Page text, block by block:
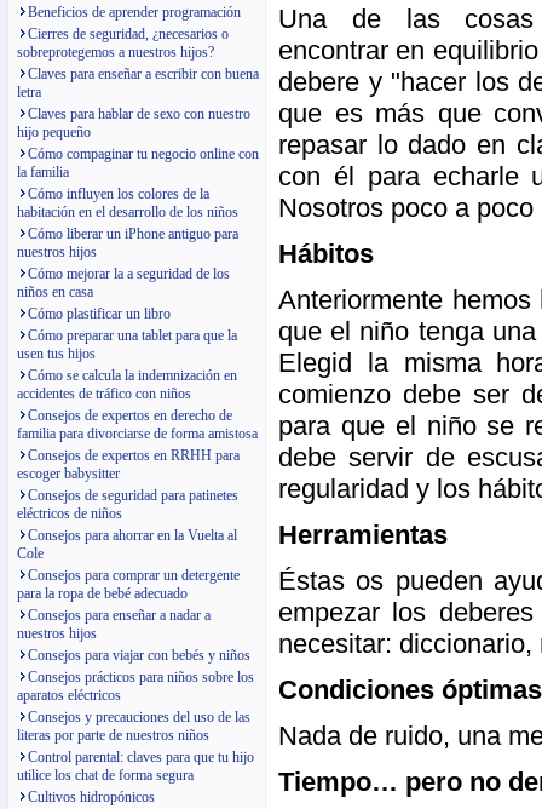
Beneficios de aprender programación
Cierres de seguridad, ¿necesarios o
sobreprotegemos a nuestros hijos?
Claves para enseñar a escribir con buena
letra
Claves para hablar de sexo con nuestro
hijo pequeño
Cómo compaginar tu negocio online con
la familia
Cómo influyen los colores de la
habitación en el desarrollo de los niños
Cómo liberar un iPhone antiguo para
nuestros hijos
Cómo mejorar la a seguridad de los
niños en casa
Cómo plastificar un libro
Cómo preparar una tablet para que la
usen tus hijos
Cómo se calcula la indemnización en
accidentes de tráfico con niños
Consejos de expertos en derecho de
familia para divorciarse de forma amistosa
Consejos de expertos en RRHH para
escoger babysitter
Consejos de seguridad para patinetes
eléctricos de niños
Consejos para ahorrar en la Vuelta al
Cole
Consejos para comprar un detergente
para la ropa de bebé adecuado
Consejos para enseñar a nadar a
nuestros hijos
Consejos para viajar con bebés y niños
Consejos prácticos para niños sobre los
aparatos eléctricos
Consejos y precauciones del uso de las
literas por parte de nuestros niños
Control parental: claves para que tu hijo
utilice los chat de forma segura
Cultivos hidropónicos
Una de las cosas
encontrar en
debere y "hacer los
que es más que
repasar lo dado en
con él para echarle
Nosotros poco a
Hábitos
Anteriormente
que el niño tenga
Elegid la misma
comienzo debe ser
para que el niño se
debe servir de
regularidad y los
Herramientas
Éstas os pueden
empezar los
necesitar:
Condiciones óptimas
Nada de ruido, una
Tiempo… pero no